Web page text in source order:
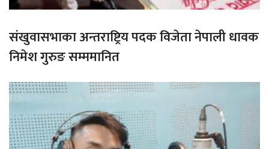
संखुवासभाका अन्तराष्ट्रिय पदक विजेता नेपाली धावक
निमेश गुरुङ सम्ममानित